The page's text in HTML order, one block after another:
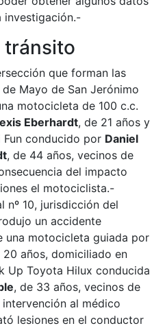
investigación.-
tránsito
que forman las
Mayo de San Jerónimo
motocicleta de 100 c.c.
Eberhardt, de 21 años y
Fun conducido por Daniel
, de 44 años, vecinos de
del impacto
el motociclista.-
nº 10, jurisdicción del
un accidente
una motocicleta guiada por
20 años, domiciliado en
Up Toyota Hilux conducida
, de 33 años, vecinos de
al médico
lesiones en el conductor